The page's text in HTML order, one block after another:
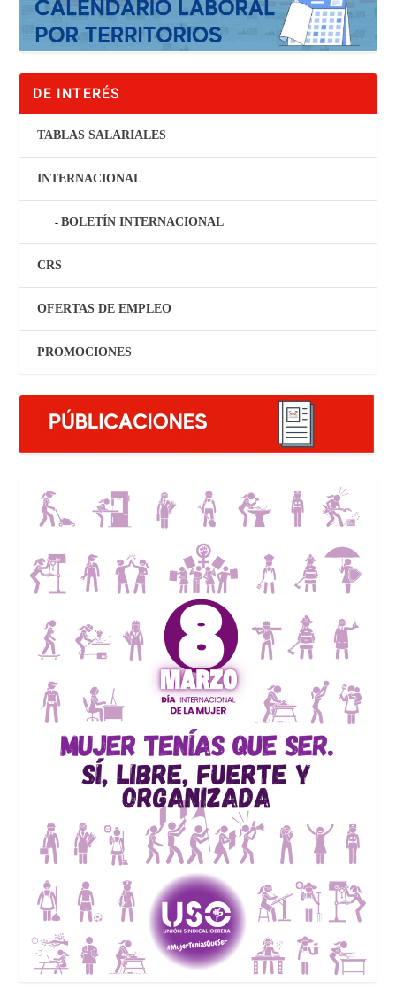
DE INTERÉS
TABLAS SALARIALES
INTERNACIONAL
BOLETÍN INTERNACIONAL
CRS
OFERTAS DE EMPLEO
PROMOCIONES